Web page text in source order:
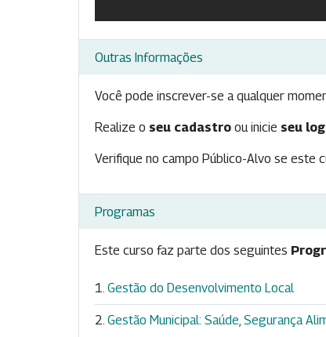
Outras Informações
Você pode inscrever-se a qualquer
Realize o seu cadastro ou inicie seu
Verifique no campo Público-Alvo se este
Programas
Este curso faz parte dos seguintes
Gestão do Desenvolvimento Local
Gestão Municipal: Saúde, Segurança